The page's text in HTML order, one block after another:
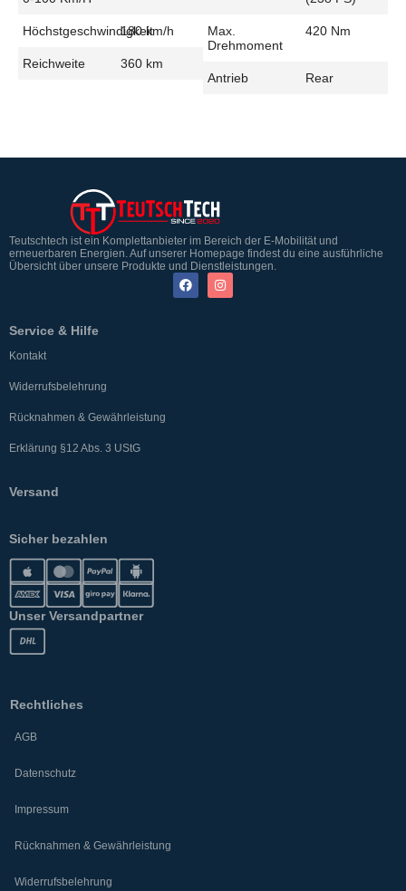
Höchstgeschwindigkeit
180 km/h
Reichweite 360 km
Max.
Drehmoment
420 Nm
Antrieb Rear
Teutschtech ist ein Komplettanbieter im Bereich der E-Mobilität und
erneuerbaren Energien. Auf unserer Homepage findest du eine ausführliche
Übersicht über unsere Produkte und Dienstleistungen.
Service & Hilfe
Kontakt
Widerrufsbelehrung
Rücknahmen & Gewährleistung
Erklärung §12 Abs. 3 UStG
Versand
Sicher bezahlen
Unser Versandpartner
Rechtliches
AGB
Datenschutz
Impressum
Rücknahmen & Gewährleistung
Widerrufsbelehrung